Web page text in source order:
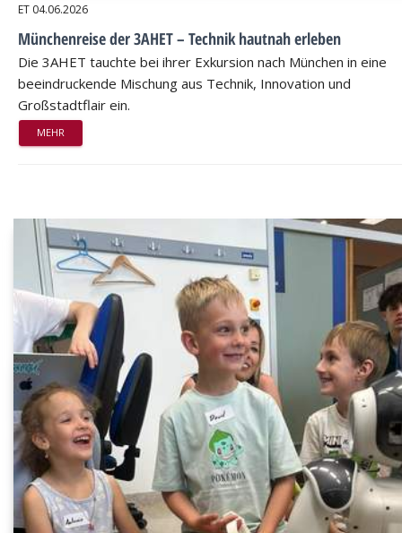
ET 04.06.2026
Münchenreise der 3AHET – Technik hautnah erleben
Die 3AHET tauchte bei ihrer Exkursion nach München in eine
beeindruckende Mischung aus Technik, Innovation und
Großstadtflair ein.
MEHR